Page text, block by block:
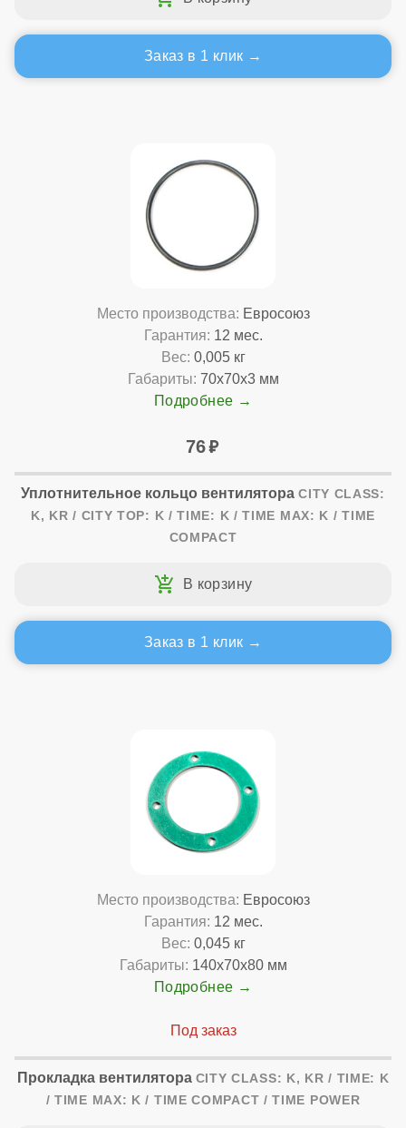
Заказ в 1 клик
Место производства: Евросоюз
Гарантия: 12 мес.
Вес: 0,005 кг
Габариты: 70x70x3 мм
Подробнее
76
Уплотнительное кольцо вентилятора CITY CLASS:
K, KR / CITY TOP: K / TIME: K / TIME MAX: K / TIME
COMPACT
Заказ в 1 клик
Место производства: Евросоюз
Гарантия: 12 мес.
Вес: 0,045 кг
Габариты: 140x70x80 мм
Подробнее
Прокладка вентилятора CITY CLASS: K, KR / TIME: K
/ TIME MAX: K / TIME COMPACT / TIME POWER